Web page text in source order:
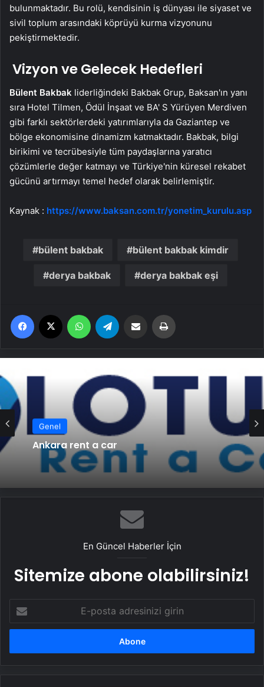
bulunmaktadır. Bu rolü, kendisinin iş dünyası ile siyaset ve
sivil toplum arasındaki köprüyü kurma vizyonunu
pekiştirmektedir.
Vizyon ve Gelecek Hedefleri
Bülent Bakbak liderliğindeki Bakbak Grup, Baksan'ın yanı
sıra Hotel Tilmen, Ödül İnşaat ve BA' S Yürüyen Merdiven
gibi farklı sektörlerdeki yatırımlarıyla da Gaziantep ve
bölge ekonomisine dinamizm katmaktadır. Bakbak, bilgi
birikimi ve tecrübesiyle tüm paydaşlarına yaratıcı
çözümlerle değer katmayı ve Türkiye'nin küresel rekabet
gücünü artırmayı temel hedef olarak belirlemiştir.
Kaynak : https://www.baksan.com.tr/yonetim_kurulu.asp
bülent bakbak bülent bakbak kimdir
derya bakbak derya bakbak eşi
Facebook WhatsApp Email'den paylaş
Genel
Ankara rent a car
En Güncel Haberler İçin
Sitemize abone olabilirsiniz!
posta
adresinizi